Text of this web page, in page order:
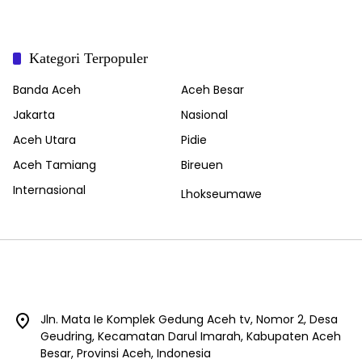
Kategori Terpopuler
Banda Aceh
Aceh Besar
Jakarta
Nasional
Aceh Utara
Pidie
Aceh Tamiang
Bireuen
Internasional
Lhokseumawe
Jln. Mata Ie Komplek Gedung Aceh tv, Nomor 2, Desa
Geudring, Kecamatan Darul Imarah, Kabupaten Aceh
Besar, Provinsi Aceh, Indonesia